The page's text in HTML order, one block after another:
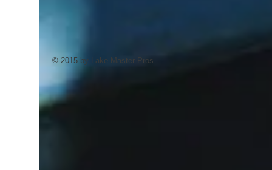
© 2015 by Lake Master Pros.